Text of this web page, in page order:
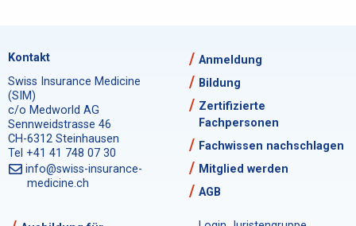
Kontakt
Swiss Insurance Medicine
(SIM)
c/o Medworld AG
Sennweidstrasse 46
CH-6312 Steinhausen
Tel +41 41 748 07 30
info@swiss-insurance-
medicine.ch
Anmeldung
Bildung
Zertifizierte
Fachpersonen
Fachwissen nachschlagen
Mitglied werden
AGB